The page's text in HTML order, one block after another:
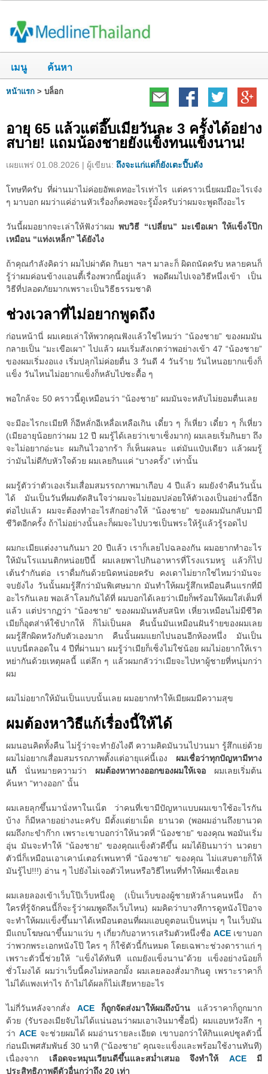
เมนู ค้นหา
หน้าแรก > บล็อก
อายุ 65 แล้วแต่อึ๊บเมียวันละ 3 ครั้งได้อย่าง
สบาย! แถมน้องชายยังแข็งทนแข็งนาน!
เผยแพร่ 01.08.2026 | ผู้เขียน: ถึงจะแก่แต่ก็ยังเตะปี๊บดัง
โทษทีครับ ที่ผ่านมาไม่ค่อยอัพเดทอะไรเท่าไร แต่คราวเนี่ยผมมีอะไรเจ๋ง
ๆ มาบอก ผมว่าแค่อ่านหัวเรื่องก็คงพอจะรู้มั้งครับว่าผมจะพูดถึงอะไร
วันนี้ผมอยากจะเล่าให้ฟังว่าผมพบวิธี “เปลี่ยน” มะเขือเผา ให้แข็งโป๊ก
เหมือน “แท่งเหล็ก” ได้ยังไง
ถ้าคุณกำลังคิดว่า ผมไปผ่าตัด กินยา ฯลฯ มาละก็ ผิดถนัดครับ หลายคนก็
รู้ว่าผมค่อนข้างแอนตี้เรื่องพวกนี้อยู่แล้ว พอดีผมไปเจอวิธีหนึ่งเข้า เป็น
วิธีที่ปลอดภัยมากเพราะเป็นวิธีธรรมชาติ
ช่วงเวลาที่ไม่อยากพูดถึง
ก่อนหน้านี่ ผมเคยเล่าให้พวกคุณฟังแล้วใช่ไหมว่า “น้องชาย” ของผมมัน
กลายเป็น “มะเขือเผา” ไปแล้ว ผมเริ่มสังเกตว่าพอย่างเข้า 47 “น้องชาย”
ของผมเริ่มงอแง เริ่มปลุกไม่ค่อยตื่น 3 วันดี 4 วันร้าย วันไหนอยากแข็งก็
แข็ง วันไหนไม่อยากแข็งก็หลับไปซะดื้อ ๆ
พอใกล้จะ 50 คราวนี้ดูเหมือนว่า “น้องชาย” ผมมันจะหลับไม่ยอมตื่นเลย
จะมีอะไรกะเมียที ก็อีหลั่กอีเหลื่อเหลือเกิน เดี๋ยว ๆ ก็เหี่ยว เดี๋ยว ๆ ก็เหี่ยว
(เมียอายุน้อยกว่าผม 12 ปี ผมรู้ได้เลยว่าเขาเซ็งมาก) ผมเลยเริ่มกินยา ถึง
จะไม่อยากอ่ะนะ ผมกินไวอากร้า ก็เห็นผลนะ แต่มันแป๋บเดียว แล้วผมรู้
ว่ามันไม่ดีกับหัวใจด้วย ผมเลยกินแค่ “บางครั้ง” เท่านั้น
ผมรู้ตัวว่าตัวเองเริ่มเสื่อมสมรรถภาพมาเกือบ 4 ปีแล้ว ผมยังจำคืนวันนั้น
ได้ มันเป็นวันที่ผมตัดสินใจว่าผมจะไม่ยอมปล่อยให้ตัวเองเป็นอย่างนี้อีก
ต่อไปแล้ว ผมจะต้องทำอะไรสักอย่างให้ “น้องชาย” ของผมมันกลับมามี
ชีวิตอีกครั้ง ถ้าไม่อย่างนั้นละก็ผมจะไปบวชเป็นพระให้รู้แล้วรู้รอดไป
ผมกะเมียแต่งงานกันมา 20 ปีแล้ว เราก็เลยไปฉลองกัน ผมอยากทำอะไร
ให้มันโรแมนติกหน่อยปีนี้ ผมเลยพาไปกินอาหารที่โรงแรมหรู แล้วก็ไป
เต้นรำกันต่อ เราดื่มกันด้วยนิดหน่อยครับ คงเดาไม่ยากใช่ไหมว่ามันจะ
จบยังไง วันนั้นผมรู้สึกว่ามันพิเศษมาก มันทำให้ผมรู้สึกเหมือนคืนแรกที่มี
อะไรกันเลย พอเล้าโลมกันได้ที่ ผมบอกได้เลยว่าเมียก็พร้อมให้ผมใส่เต็มที่
แล้ว แต่ปรากฏว่า “น้องชาย” ของผมมันหลับสนิท เหี่ยวเหมือนไม่มีชีวิต
เมียก็อุตส่าห์ใช้ปากให้ ก็ไม่เป็นผล คืนนั้นมันเหมือนฝันร้ายของผมเลย
ผมรู้สึกผิดหวังกับตัวเองมาก คืนนั้นผมแยกไปนอนอีกห้องหนึ่ง มันเป็น
แบบนี่ตลอดใน 4 ปีที่ผ่านมา ผมรู้ว่าเมียก็เซ็งไม่ใช่น้อย ผมไม่อยากให้เรา
หย่ากันด้วยเหตุผลนี้ แต่ลึก ๆ แล้วผมกลัวว่าเมียจะไปหาผู้ชายที่หนุ่มกว่า
ผม
ผมไม่อยากให้มันเป็นแบบนั้นเลย ผมอยากทำให้เมียผมมีความสุข
ผมต้องหาวิธีแก้เรื่องนี้ให้ได้
ผมนอนคิดทั้งคืน ไม่รู้ว่าจะทำยังไงดี ความคิดมันวนไปวนมา รู้สึกแย่ด้วย
ผมไม่อยากเสื่อมสมรรถภาพตั้งแต่อายุแค่นี้เอง ผมเชื่อว่าทุกปัญหามีทาง
แก้ นั่นหมายความว่า ผมต้องหาทางออกของผมให้เจอ ผมเลยเริ่มต้น
ค้นหา “ทางออก” นั้น
ผมเลยลุกขึ้นมานั่งหาในเน็ต ว่าคนที่เขามีปัญหาแบบผมเขาใช้อะไรกัน
บ้าง ก็มีหลายอย่างนะครับ มีตั้งแต่ยาเม็ด ยานวด (พอผมอ่านถึงยานวด
ผมถึงกะขำก๊าก เพราะเขาบอกว่าให้นวดที่ “น้องชาย” ของคุณ พอมันเริ่ม
อุ่น มันจะทำให้ “น้องชาย” ของคุณแข็งตัวดีขึ้น ผมได้ยินมาว่า นวดยา
ตัวนี่ก็เหมือนเอาเคาน์เตอร์เพนทาที่ “น้องชาย” ของคุณ ไม่แสบตายก็ให้
มันรู้ไป!!!) อ่าน ๆ ไปยังไม่เจอตัวไหนหรือวิธีไหนที่ทำให้ผมเชื่อเลย
ผมเลยลองเข้าเว็บโป๊เว็บหนึ่งดู (เป็นเว็บของผู้ชายหัวล้านคนหนึ่ง ถ้า
ใครที่รู้จักคนนี้ก็จะรู้ว่าผมพูดถึงเว็บไหน) ผมคิดว่าบางทีการดูหนังโป๊อาจ
จะทำให้ผมแข็งขึ้นมาได้เหมือนตอนที่ผมแอบดูตอนเป็นหนุ่ม ๆ ในเว็บมัน
มีแถบโฆษณาขึ้นมาแว่บ ๆ เกี่ยวกับอาหารเสริมตัวหนึ่งชื่อ ACEเขาบอก
ว่าพวกพระเอกหนังโป๊ ใคร ๆ ก็ใช้ตัวนี้กันหมด โดยเฉพาะช่วงดาราแก่ ๆ
เพราะตัวนี้ช่วยให้ “แข็งได้ทันที แถมยังแข็งนาน”ด้วย แข็งอย่างน้อยก็
ชั่วโมงได้ ผมว่าเว็บนี้คงไม่หลอกมั้ง ผมเลยลองสั่งมากินดู เพราะราคาก็
ไม่ได้แพงเท่าไร ถ้าไม่ได้ผลก็ไม่เสียหายอะไร
ไม่กี่วันหลังจากสั่ง ACE ก็ถูกจัดส่งมาให้ผมถึงบ้าน แล้วราคาก็ถูกมาก
ด้วย (รับรองเมียจับไม่ได้แน่นอนว่าผมเอาเงินมาซื้อนี่) ผมแอบหวังลึก ๆ
ว่า ACEจะช่วยผมได้ ผมอ่านรายละเอียด เขาบอกว่าให้กินแคปซูลตัวนี้
ก่อนมีเพศสัมพันธ์ 30 นาที (“น้องชาย” คุณจะแข็งและพร้อมใช้งานทันที)
เนื่องจาก เลือดจะหมุนเวียนดีขึ้นและสม่ำเสมอ จึงทำให้ ACEมี
ประสิทธิภาพดีตัวอื่นกว่าถึง 20 เท่า